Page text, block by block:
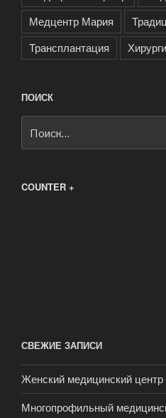
Медцентр Мария
Трансплантация
ПОИСК
COUNTER +
СВЕЖИЕ ЗАПИСИ
Женский медицинский
Многопрофильный